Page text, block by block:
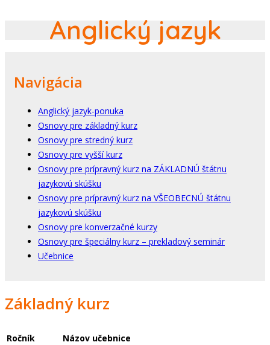
Anglický jazyk
Navigácia
Anglický jazyk-ponuka
Osnovy pre základný kurz
Osnovy pre stredný kurz
Osnovy pre vyšší kurz
Osnovy pre prípravný kurz na ZÁKLADNÚ štátnu
jazykovú skúšku
Osnovy pre prípravný kurz na VŠEOBECNÚ štátnu
jazykovú skúšku
Osnovy pre konverzačné kurzy
Osnovy pre špeciálny kurz – prekladový seminár
Učebnice
Základný kurz
Ročník
Názov učebnice